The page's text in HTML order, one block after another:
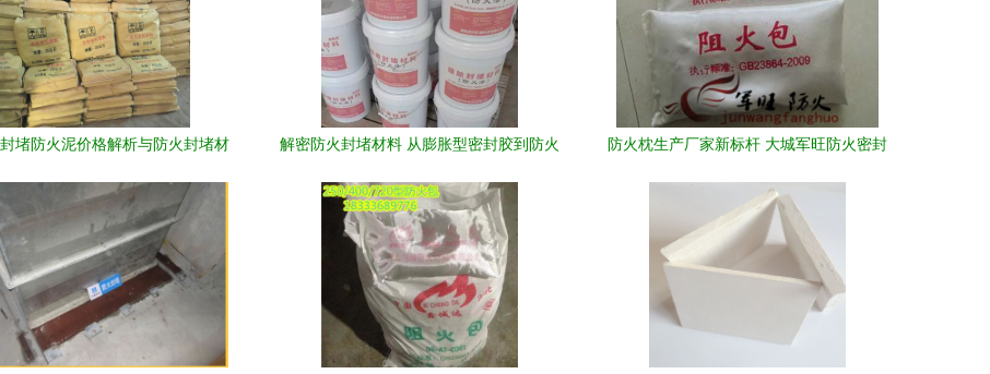
堵防火泥价格解析与防火封堵材
解密防火封堵材料 从膨胀型密封胶到防火
防火枕生产厂家新标杆 大城军旺防火密封